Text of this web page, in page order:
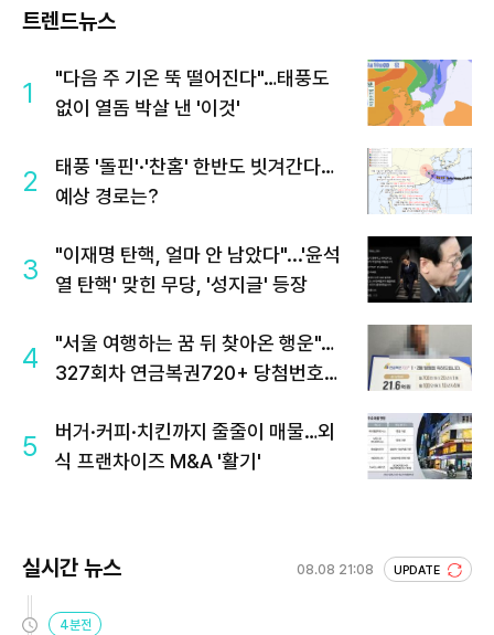
트렌드뉴스
1
"다음 주 기온 뚝 떨어진다"…태풍도
없이 열돔 박살 낸 '이것'
2
태풍 '돌핀'·'찬홈' 한반도 빗겨간다…
예상 경로는?
3
"이재명 탄핵, 얼마 안 남았다"...'윤석
열 탄핵' 맞힌 무당, '성지글' 등장
4
"서울 여행하는 꿈 뒤 찾아온 행운"…
327회차 연금복권720+ 당첨번호조
5
버거·커피·치킨까지 줄줄이 매물…외
식 프랜차이즈 M&A '활기'
실시간 뉴스 08.08 21:08 UPDATE
4분전